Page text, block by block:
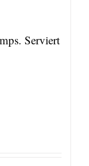
Serviert